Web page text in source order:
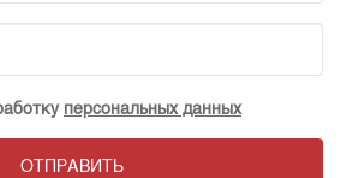
персональных данных
ОТПРАВИТЬ